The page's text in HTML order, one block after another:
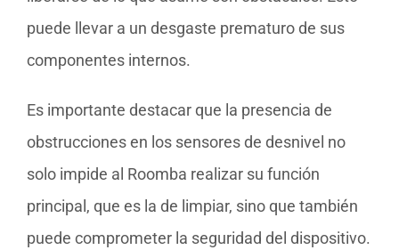
puede llevar a un desgaste prematuro de sus
componentes internos.
Es importante destacar que la presencia de
obstrucciones en los sensores de desnivel no
solo impide al Roomba realizar su función
principal, que es la de limpiar, sino que también
puede comprometer la seguridad del dispositivo.